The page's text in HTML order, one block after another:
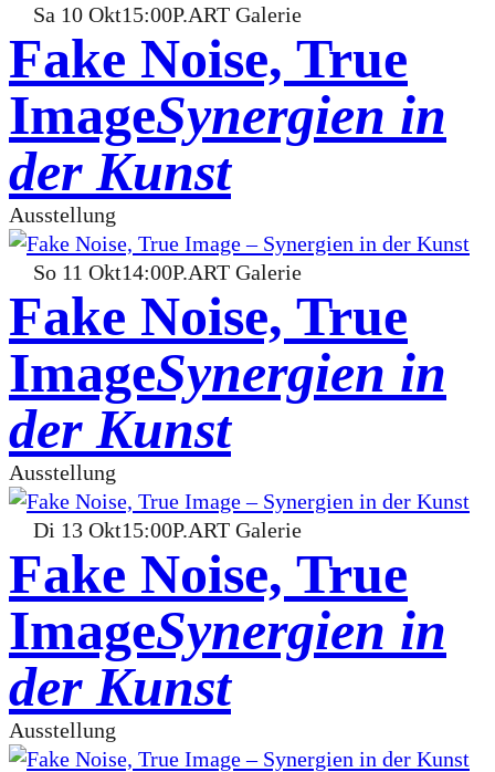
Sa 10 Okt15:00P.ART Galerie
Fake Noise, True
ImageSynergien in
der Kunst
Ausstellung
So 11 Okt14:00P.ART Galerie
Fake Noise, True
ImageSynergien in
der Kunst
Ausstellung
Di 13 Okt15:00P.ART Galerie
Fake Noise, True
ImageSynergien in
der Kunst
Ausstellung